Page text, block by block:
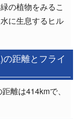
の植物をみるこ
に生息するヒル
距離とフライ
離は414kmで、